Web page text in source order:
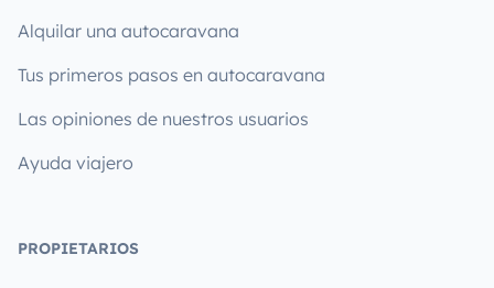
Alquilar una autocaravana
Tus primeros pasos en autocaravana
Las opiniones de nuestros usuarios
Ayuda viajero
PROPIETARIOS